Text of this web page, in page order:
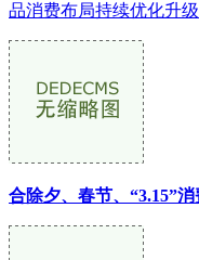
品消费布局持续优化升级
合除夕、春节、“3.15”